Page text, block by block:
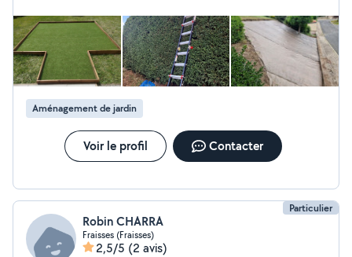
Aménagement de jardin
Voir le profil Contacter
Particulier
Robin CHARRA
Fraisses (Fraisses)
2,5/5 (2 avis)